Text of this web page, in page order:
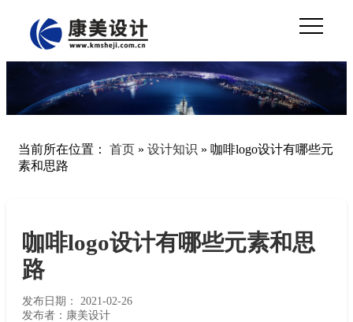
当前所在位置： 首页 » 设计知识 » 咖啡logo设计有哪些元
素和思路
咖啡logo设计有哪些元素和思
路
发布日期： 2021-02-26
发布者：康美设计